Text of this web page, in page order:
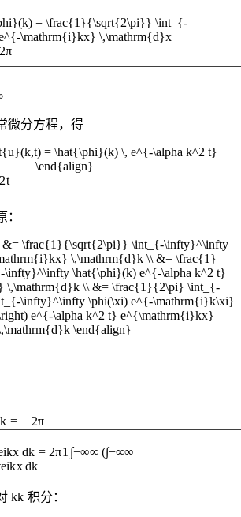
= \frac{1}{\sqrt{2\pi}} \int_{-
\mathrm{i}kx} \,\mathrm{d}x
2π
微分方程，得
= \hat{\phi}(k) \, e^{-\alpha k^2 t}
\end{align}
2t
&= \frac{1}{\sqrt{2\pi}} \int_{-\infty}^\infty
\,\mathrm{d}k \\ &= \frac{1}
\hat{\phi}(k) e^{-\alpha k^2 t}
\,\mathrm{d}k \\ &= \frac{1}{2\pi} \int_{-
\infty}^\infty \phi(\xi) e^{-\mathrm{i}k\xi}
e^{-\alpha k^2 t} e^{\mathrm{i}kx}
\end{align}
k = 2π
ikx dk = 2π1 ∫−∞∞ (∫−∞∞
eikx dk
kk 积分：